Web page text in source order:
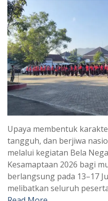
Upaya membentuk
tangguh, dan berjiwa
melalui kegiatan Bela
Kesamaptaan 2026 bagi
berlangsung pada 13–17
melibatkan seluruh